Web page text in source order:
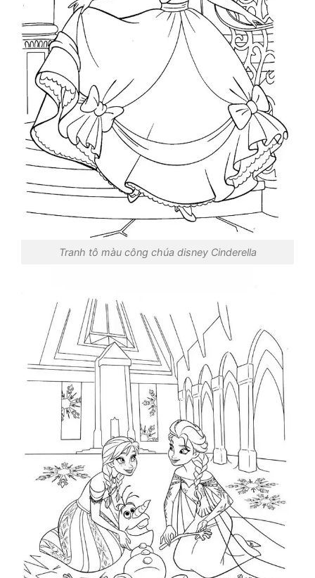
Tranh tô màu công chúa disney Cinderella